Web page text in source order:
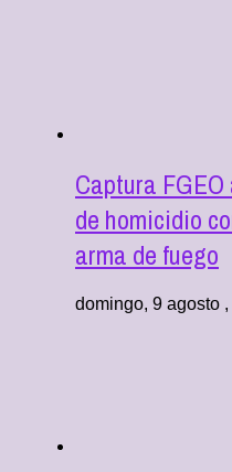
Captura
de homicidio
arma de fuego
domingo, 9 agosto